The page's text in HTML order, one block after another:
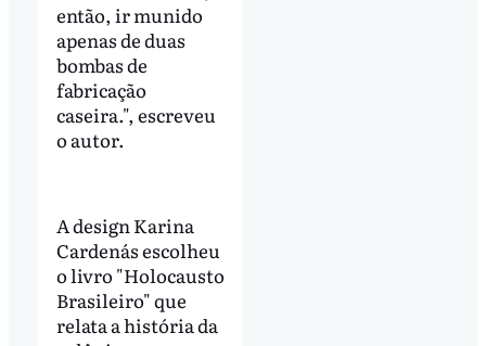
então, ir munido
apenas de duas
bombas de
fabricação
caseira.", escreveu
o autor.
A design Karina
Cardenás escolheu
o livro "Holocausto
Brasileiro" que
relata a história da